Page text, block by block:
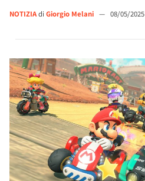
NOTIZIAdi Giorgio Melani — 08/05/2025